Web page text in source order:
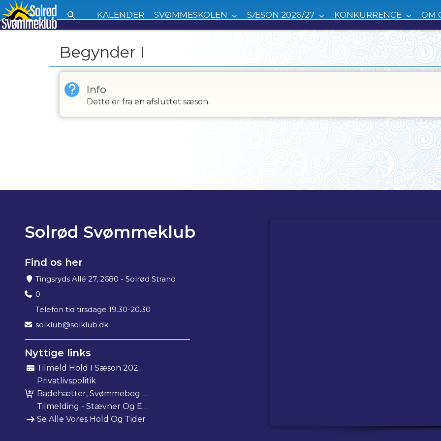
KALENDER SVØMMESKOLEN SÆSON 2026/27 KONKURRENCE OM
Begynder I
Info
Dette er fra en afsluttet sæson.
Solrød Svømmeklub
Find os her
Tingsryds Allé 27, 2680 - Solrød Strand
0
Telefon tid tirsdage 19.30-20.30
solklub@solklub.dk
Nyttige links
Tilmeld Hold I Sæson 2025/26
Privatlivspolitik
Badehætter, Svømmebog Mm
Tilmelding - Stævner Og Events
Se Alle Vores Hold Og Tider